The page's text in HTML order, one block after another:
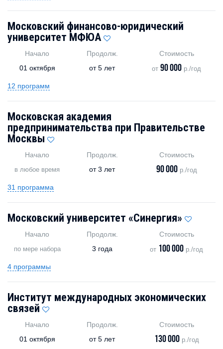
Московский финансово-юридический
университет МФЮА
Начало
01 октября
Продолж.
от5 лет
Стоимость
от90 000 р./год
12 программ
Московская академия
предпринимательства при Правительстве
Москвы
Начало
в любое время
Продолж.
от3 лет
Стоимость
90 000р./год
31 программа
Московский университет «Синергия»
Начало
по мере набора
Продолж.
3 года
Стоимость
от 100 000 р./год
4 программы
Институт международных экономических
связей
Начало
01 октября
Продолж.
от5 лет
Стоимость
130 000р./год